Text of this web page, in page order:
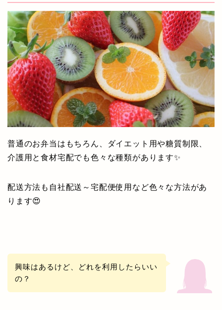
普通のお弁当はもちろん、ダイエット用や糖質制限、
介護用と食材宅配でも色々な種類があります✨
配送方法も自社配送～宅配便使用など色々な方法があ
ります😍
興味はあるけど、どれを利用したらいい
の？